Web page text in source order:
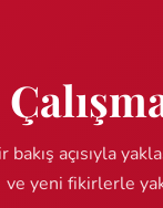
açısıyla
ve yeni fikirlerle